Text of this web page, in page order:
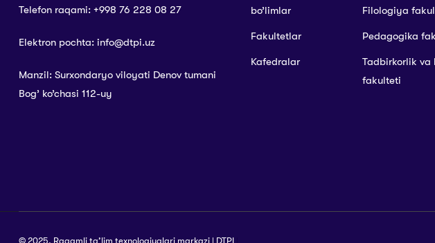
Telefon raqami: +998 76 228 08 27
Elektron pochta: info@dtpi.uz
Manzil: Surxondaryo viloyati Denov tumani
Bog’ ko’chasi 112-uy
bo’limlar
Fakultetlar
Kafedralar
Filologiya
Pedagogika
Tadbirkorlik va
fakulteti
© 2025. Raqamli ta’lim texnologiyalari markazi | DTPI